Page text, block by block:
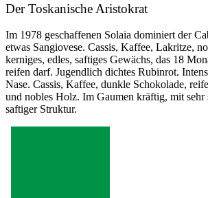
Der Toskanische Aristokrat
Im 1978 geschaffenen Solaia dominiert der
etwas Sangiovese. Cassis, Kaffee, Lakritze,
kerniges, edles, saftiges Gewächs, das 18
reifen darf. Jugendlich dichtes Rubinrot.
Nase. Cassis, Kaffee, dunkle Schokolade,
und nobles Holz. Im Gaumen kräftig, mit sehr
saftiger Struktur.